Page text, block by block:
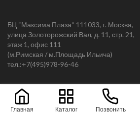
БЦ “Максима Плаза“ 111033, г. Москва,
улица Золоторожский Вал, д. 11, стр. 21,
этаж 1, офис 111
(м.Римская / м.Площадь Ильича)
тел.:+7(495)978-96-46
Главная Каталог Позвонить